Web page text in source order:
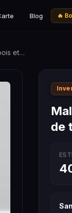
Blog 🔥
et…
de